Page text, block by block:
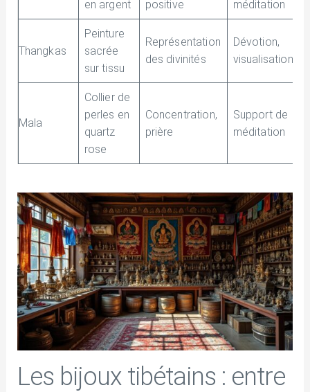
en argent positive méditation
Thangkas
Peinture
sacrée
sur tissu
Représentation
des divinités
Dévotion,
visualisation
Mala
Collier de
perles en
quartz
rose
Concentration,
prière
Support de
méditation
Les bijoux tibétains : entre